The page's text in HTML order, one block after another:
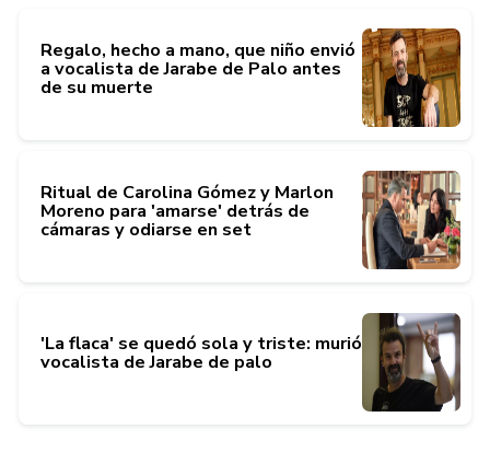
Regalo, hecho a mano, que niño envió
a vocalista de Jarabe de Palo antes
de su muerte
Ritual de Carolina Gómez y Marlon
Moreno para 'amarse' detrás de
cámaras y odiarse en set
'La flaca' se quedó sola y triste: murió
vocalista de Jarabe de palo